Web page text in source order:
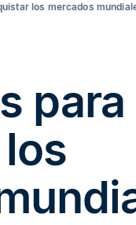
los mercados
para